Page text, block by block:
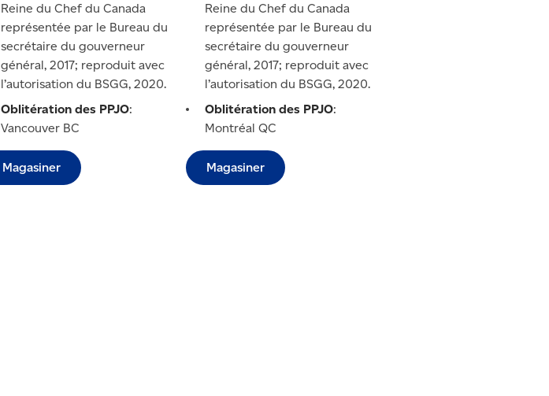
Reine du Chef du Canada
représentée par le Bureau du
secrétaire du gouverneur
général, 2017; reproduit avec
l’autorisation du BSGG, 2020.
Oblitération des PPJO:
Vancouver BC
Magasiner
Reine du Chef du Canada
représentée par le Bureau du
secrétaire du gouverneur
général, 2017; reproduit avec
l’autorisation du BSGG, 2020.
Oblitération des PPJO:
Montréal QC
Magasiner